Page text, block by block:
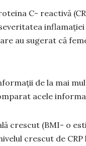
C- reactivă
au sugerat că
de la mai
acele
crescut (BMI- o
crescut de